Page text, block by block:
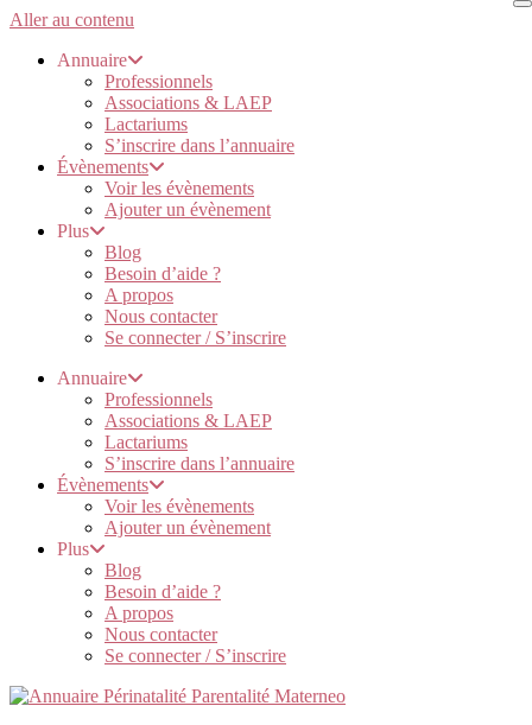
Aller au contenu
Annuaire
Professionnels
Associations & LAEP
Lactariums
S’inscrire dans l’annuaire
Évènements
Voir les évènements
Ajouter un évènement
Plus
Blog
Besoin d’aide ?
A propos
Nous contacter
Se connecter / S’inscrire
Annuaire
Professionnels
Associations & LAEP
Lactariums
S’inscrire dans l’annuaire
Évènements
Voir les évènements
Ajouter un évènement
Plus
Blog
Besoin d’aide ?
A propos
Nous contacter
Se connecter / S’inscrire